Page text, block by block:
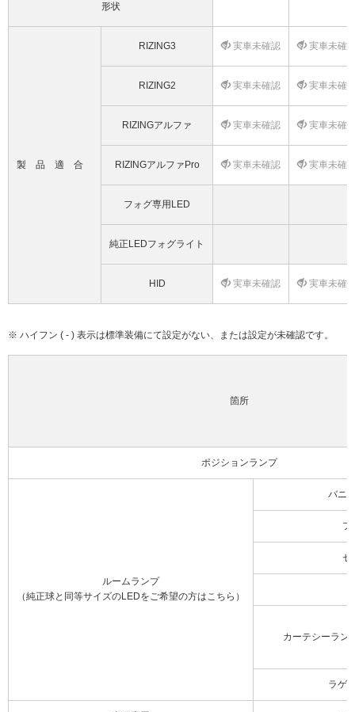
形状
製品適合
RIZING3 実車未確認 実車未確
RIZING2 実車未確認 実車未確
RIZINGアルファ 実車未確認 実車未確
RIZINGアルファPro 実車未確認 実車未確
フォグ専用LED
純正LEDフォグライト
HID 実車未確認 実車未確
※ ハイフン ( - ) 表示は標準装備にて設定がない、または設定が未確認です。
箇所
ポジションランプ
ルームランプ
（純正球と同等サイズのLEDをご希望の方はこちら）
バニ
フ
セ
カーテシーラン
ラゲ